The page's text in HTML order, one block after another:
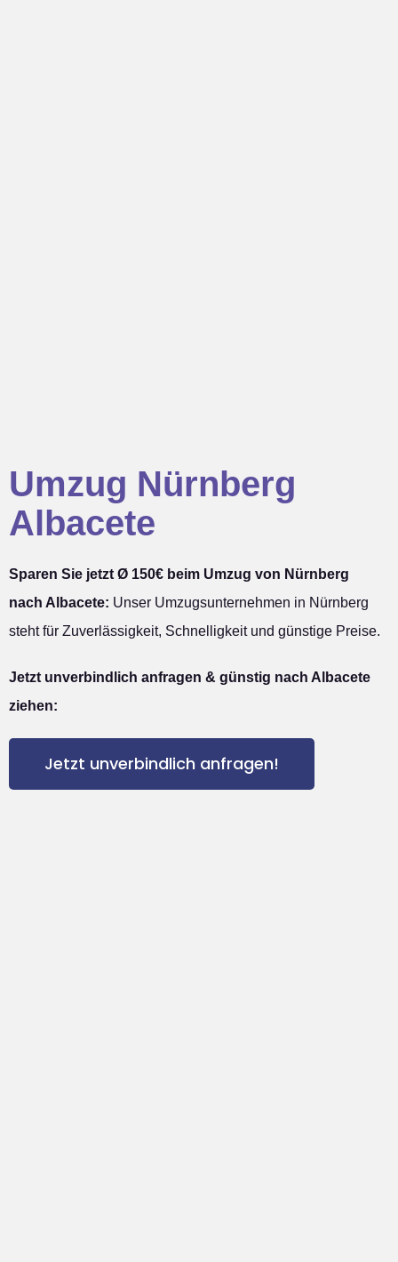
Umzug Nürnberg
Albacete
Sparen Sie jetzt Ø 150€ beim Umzug von Nürnberg
nach Albacete: Unser Umzugsunternehmen in Nürnberg
steht für Zuverlässigkeit, Schnelligkeit und günstige Preise.
Jetzt unverbindlich anfragen & günstig nach Albacete
ziehen:
Jetzt unverbindlich anfragen!